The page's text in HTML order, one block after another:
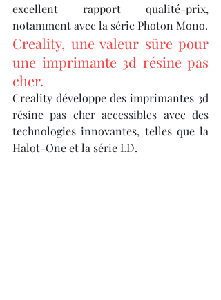
excellent rapport qualité-prix,
notamment avec la série Photon Mono.
Creality, une valeur sûre pour
une imprimante 3d résine pas
cher.
Creality développe des imprimantes 3d
résine pas cher accessibles avec des
technologies innovantes, telles que la
Halot-One et la série LD.